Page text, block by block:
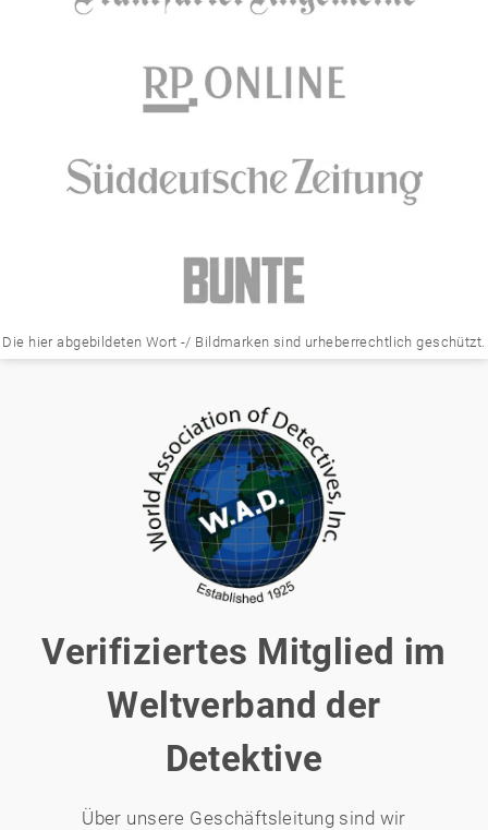
Die hier abgebildeten Wort -/ Bildmarken sind urheberrechtlich geschützt.
Verifiziertes Mitglied im
Weltverband der
Detektive
Über unsere Geschäftsleitung sind wir